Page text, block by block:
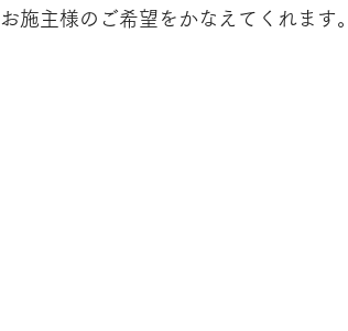
お施主様のご希望をかなえてくれます。